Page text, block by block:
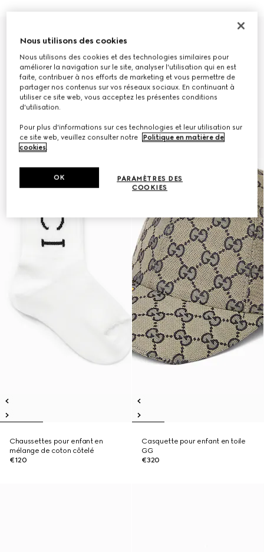
Chaussettes pour enfant en
mélange de coton côtelé
€120
Casquette pour enfant en toile
GG
€320
Nous utilisons des cookies
Nous utilisons des cookies et des technologies similaires pour
améliorer la navigation sur le site, analyser l'utilisation qui en est
faite, contribuer à nos efforts de marketing et vous permettre de
partager nos contenus sur vos réseaux sociaux. En continuant à
utiliser ce site web, vous acceptez les présentes conditions
d'utilisation.
Pour plus d'informations sur ces technologies et leur utilisation sur
ce site web, veuillez consulter notre
Politique en matière de
cookies.
PARAMÈTRES DES
COOKIES
OK